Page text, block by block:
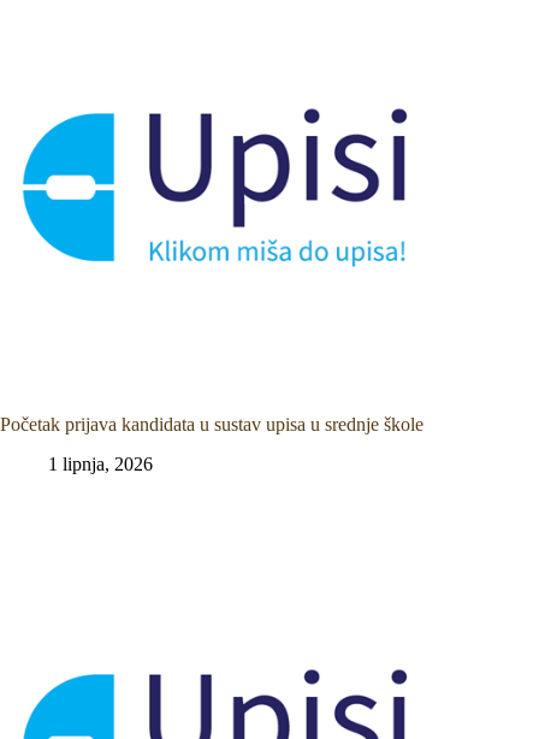
Početak prijava kandidata u sustav upisa u srednje škole
1 lipnja, 2026